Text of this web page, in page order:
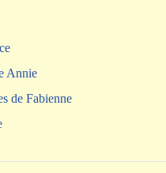
Annie
de Fabienne